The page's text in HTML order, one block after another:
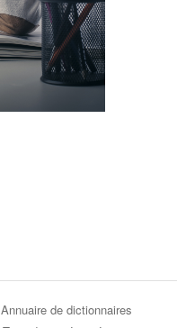
Annuaire de dictionnaires